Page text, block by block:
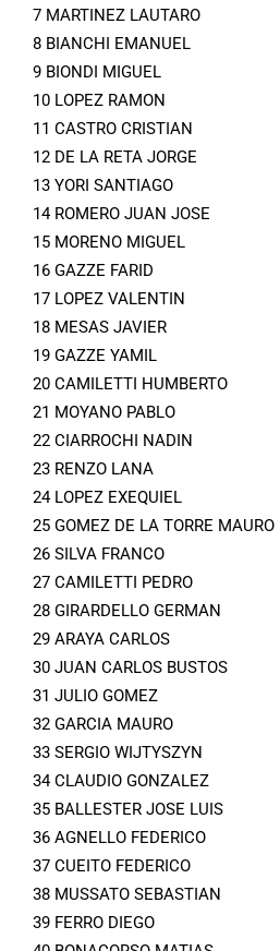
7 MARTINEZ LAUTARO
8 BIANCHI EMANUEL
9 BIONDI MIGUEL
10 LOPEZ RAMON
11 CASTRO CRISTIAN
12 DE LA RETA JORGE
13 YORI SANTIAGO
14 ROMERO JUAN JOSE
15 MORENO MIGUEL
16 GAZZE FARID
17 LOPEZ VALENTIN
18 MESAS JAVIER
19 GAZZE YAMIL
20 CAMILETTI HUMBERTO
21 MOYANO PABLO
22 CIARROCHI NADIN
23 RENZO LANA
24 LOPEZ EXEQUIEL
25 GOMEZ DE LA TORRE MAURO
26 SILVA FRANCO
27 CAMILETTI PEDRO
28 GIRARDELLO GERMAN
29 ARAYA CARLOS
30 JUAN CARLOS BUSTOS
31 JULIO GOMEZ
32 GARCIA MAURO
33 SERGIO WIJTYSZYN
34 CLAUDIO GONZALEZ
35 BALLESTER JOSE LUIS
36 AGNELLO FEDERICO
37 CUEITO FEDERICO
38 MUSSATO SEBASTIAN
39 FERRO DIEGO